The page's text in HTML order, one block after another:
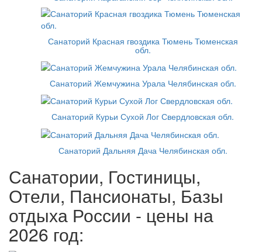
Санаторий Красная гвоздика Тюмень Тюменская
обл.
Санаторий Жемчужина Урала Челябинская обл.
Санаторий Курьи Сухой Лог Свердловская обл.
Санаторий Дальняя Дача Челябинская обл.
Санатории, Гостиницы,
Отели, Пансионаты, Базы
отдыха России - цены на
2026 год: